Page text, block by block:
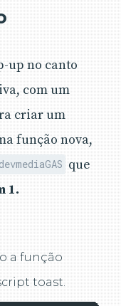
up no canto
com um
criar um
função nova,
devmediaGAS que
1.
a função
toast.